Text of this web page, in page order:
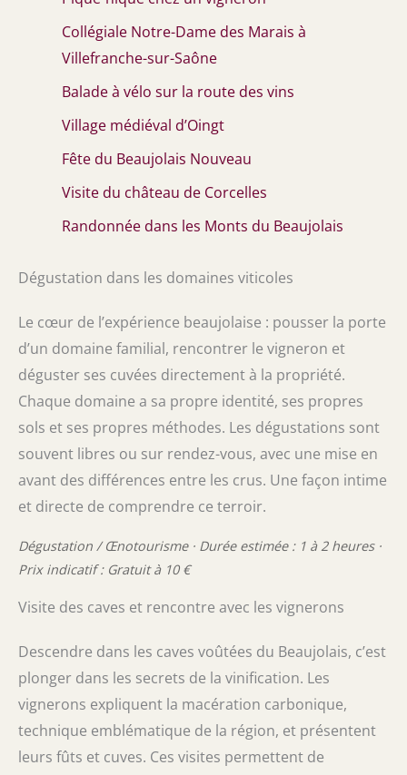
Collégiale Notre-Dame des Marais à
Villefranche-sur-Saône
Balade à vélo sur la route des vins
Village médiéval d’Oingt
Fête du Beaujolais Nouveau
Visite du château de Corcelles
Randonnée dans les Monts du Beaujolais
Dégustation dans les domaines viticoles
Le cœur de l’expérience beaujolaise : pousser la porte
d’un domaine familial, rencontrer le vigneron et
déguster ses cuvées directement à la propriété.
Chaque domaine a sa propre identité, ses propres
sols et ses propres méthodes. Les dégustations sont
souvent libres ou sur rendez-vous, avec une mise en
avant des différences entre les crus. Une façon intime
et directe de comprendre ce terroir.
Dégustation / Œnotourisme · Durée estimée : 1 à 2 heures ·
Prix indicatif : Gratuit à 10 €
Visite des caves et rencontre avec les vignerons
Descendre dans les caves voûtées du Beaujolais, c’est
plonger dans les secrets de la vinification. Les
vignerons expliquent la macération carbonique,
technique emblématique de la région, et présentent
leurs fûts et cuves. Ces visites permettent de